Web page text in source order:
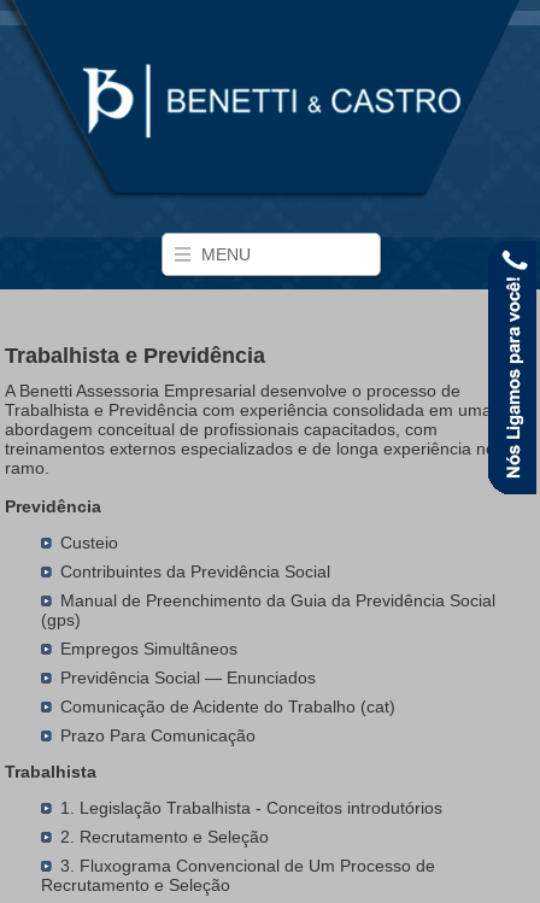
MENU
Trabalhista e Previdência
A Benetti Assessoria Empresarial desenvolve o processo de
Trabalhista e Previdência com experiência consolidada em uma
abordagem conceitual de profissionais capacitados, com
treinamentos externos especializados e de longa experiência no
ramo.
Previdência
Custeio
Contribuintes da Previdência Social
Manual de Preenchimento da Guia da Previdência Social
(gps)
Empregos Simultâneos
Previdência Social — Enunciados
Comunicação de Acidente do Trabalho (cat)
Prazo Para Comunicação
Trabalhista
1. Legislação Trabalhista - Conceitos introdutórios
2. Recrutamento e Seleção
3. Fluxograma Convencional de Um Processo de
Recrutamento e Seleção